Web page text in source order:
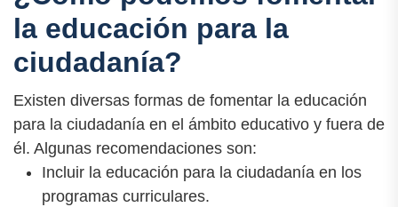
la educación para la
ciudadanía?
Existen diversas formas de fomentar la educación
para la ciudadanía en el ámbito educativo y fuera de
él. Algunas recomendaciones son:
Incluir la educación para la ciudadanía en los
programas curriculares.